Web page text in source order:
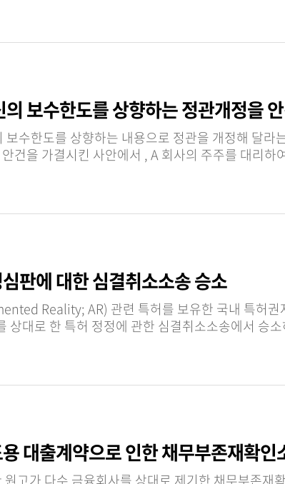
보수한도를 상향하는 정관개정을
건을 가결시킨 사안에서 , A 회사의 주주를 대리하
판에 대한 심결취소소송 승소
리하여 , 지식재산처장 ( 피고 ) 및 세계 최대
대출계약으로 인한 채무부존재확